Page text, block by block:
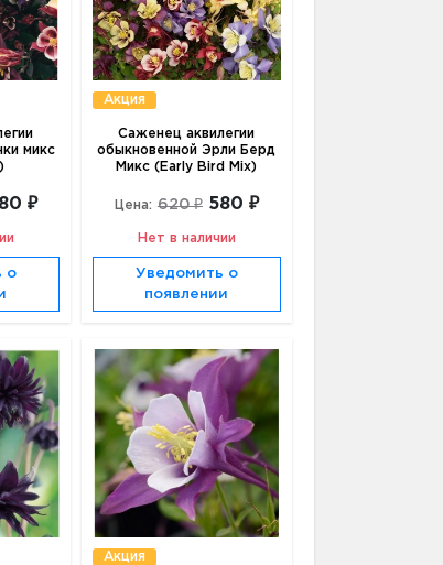
микс
₽
о
Акция
Саженец аквилегии
обыкновенной Эрли Берд
Микс (Early Bird Mix)
Цена: 620 ₽ 580 ₽
Нет в наличии
Уведомить о
появлении
Акция